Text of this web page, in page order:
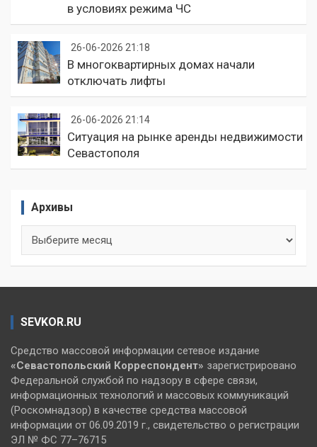
в условиях режима ЧС
26-06-2026 21:18
В многоквартирных домах начали
отключать лифты
26-06-2026 21:14
Ситуация на рынке аренды недвижимости
Севастополя
Архивы
SEVKOR.RU
Средство массовой информации сетевое издание
«Севастопольский Корреспондент» зарегистрировано
Федеральной службой по надзору в сфере связи,
информационных технологий и массовых коммуникаций
(Роскомнадзор) в качестве средства массовой
информации от 06.09.2019 г., свидетельство о регистрации
ЭЛ № ФС 77–76715